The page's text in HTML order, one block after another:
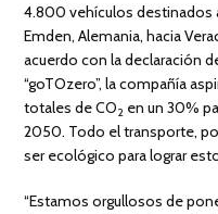
4.800 vehículos destinados
Emden, Alemania, hacia
acuerdo con la declaración
“goTOzero”, la compañía
totales de CO2 en un 30%
2050. Todo el transporte,
ser ecológico para lograr
“Estamos orgullosos de